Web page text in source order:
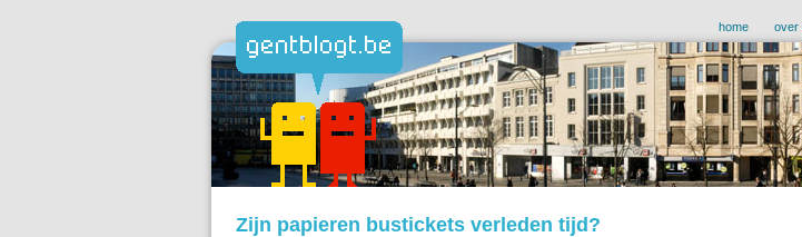
home over
Zijn papieren bustickets verleden tijd?